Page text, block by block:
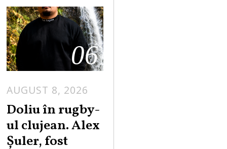
06
AUGUST 8, 2026
Doliu în rugby-
ul clujean. Alex
Șuler, fost